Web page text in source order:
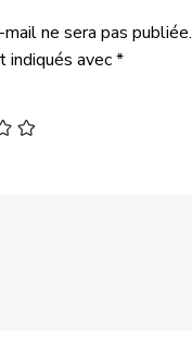
ne sera pas publiée.
indiqués avec*